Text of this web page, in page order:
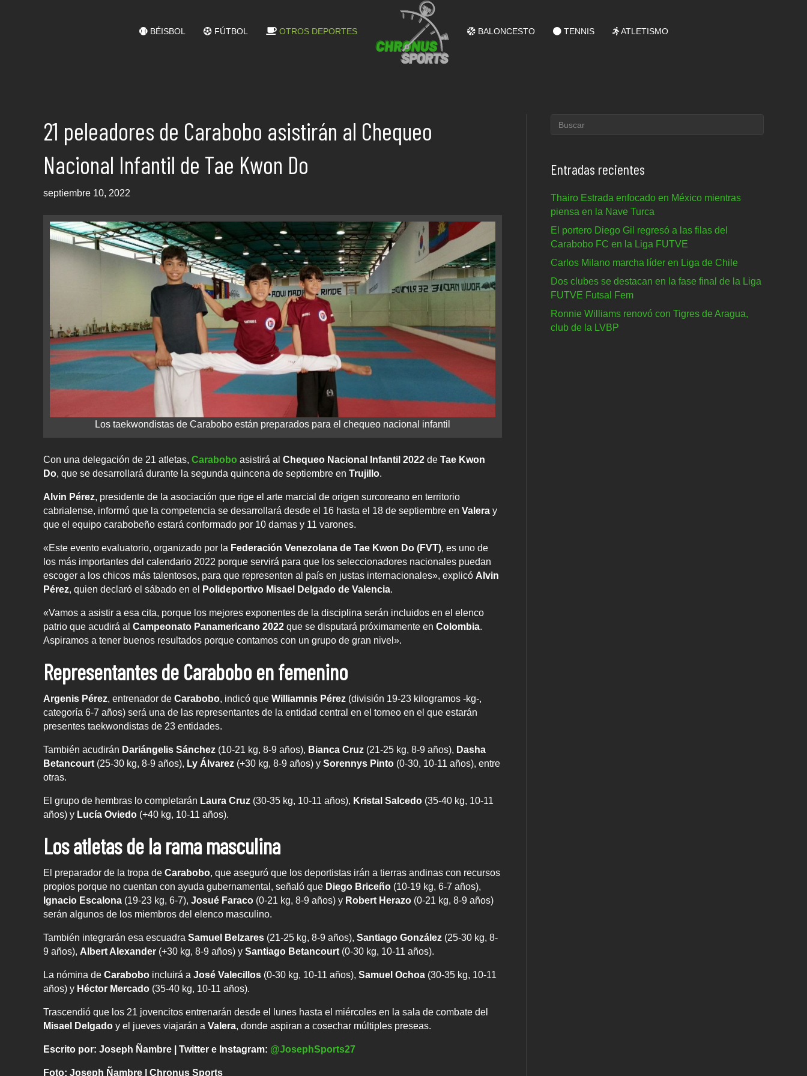
BÉISBOL FÚTBOL OTROS DEPORTES BALONCESTO TENNIS ATLETISMO
21 peleadores de Carabobo asistirán al Chequeo
Nacional Infantil de Tae Kwon Do
septiembre 10, 2022
Los taekwondistas de Carabobo están preparados para el chequeo nacional infantil
Con una delegación de 21 atletas, Carabobo asistirá al Chequeo Nacional Infantil 2022 de Tae Kwon
Do, que se desarrollará durante la segunda quincena de septiembre en Trujillo.
Alvin Pérez, presidente de la asociación que rige el arte marcial de origen surcoreano en territorio
cabrialense, informó que la competencia se desarrollará desde el 16 hasta el 18 de septiembre en Valera y
que el equipo carabobeño estará conformado por 10 damas y 11 varones.
«Este evento evaluatorio, organizado por la Federación Venezolana de Tae Kwon Do (FVT), es uno de
los más importantes del calendario 2022 porque servirá para que los seleccionadores nacionales puedan
escoger a los chicos más talentosos, para que representen al país en justas internacionales», explicó Alvin
Pérez, quien declaró el sábado en el Polideportivo Misael Delgado de Valencia.
«Vamos a asistir a esa cita, porque los mejores exponentes de la disciplina serán incluidos en el elenco
patrio que acudirá al Campeonato Panamericano 2022 que se disputará próximamente en Colombia.
Aspiramos a tener buenos resultados porque contamos con un grupo de gran nivel».
Representantes de Carabobo en femenino
Argenis Pérez, entrenador de Carabobo, indicó que Williamnis Pérez (división 19-23 kilogramos -kg-,
categoría 6-7 años) será una de las representantes de la entidad central en el torneo en el que estarán
presentes taekwondistas de 23 entidades.
También acudirán Dariángelis Sánchez (10-21 kg, 8-9 años), Bianca Cruz (21-25 kg, 8-9 años), Dasha
Betancourt (25-30 kg, 8-9 años), Ly Álvarez (+30 kg, 8-9 años) y Sorennys Pinto (0-30, 10-11 años), entre
otras.
El grupo de hembras lo completarán Laura Cruz (30-35 kg, 10-11 años), Kristal Salcedo (35-40 kg, 10-11
años) y Lucía Oviedo (+40 kg, 10-11 años).
Los atletas de la rama masculina
El preparador de la tropa de Carabobo, que aseguró que los deportistas irán a tierras andinas con recursos
propios porque no cuentan con ayuda gubernamental, señaló que Diego Briceño (10-19 kg, 6-7 años),
Ignacio Escalona (19-23 kg, 6-7), Josué Faraco (0-21 kg, 8-9 años) y Robert Herazo (0-21 kg, 8-9 años)
serán algunos de los miembros del elenco masculino.
También integrarán esa escuadra Samuel Belzares (21-25 kg, 8-9 años), Santiago González (25-30 kg, 8-
9 años), Albert Alexander (+30 kg, 8-9 años) y Santiago Betancourt (0-30 kg, 10-11 años).
La nómina de Carabobo incluirá a José Valecillos (0-30 kg, 10-11 años), Samuel Ochoa (30-35 kg, 10-11
años) y Héctor Mercado (35-40 kg, 10-11 años).
Trascendió que los 21 jovencitos entrenarán desde el lunes hasta el miércoles en la sala de combate del
Misael Delgado y el jueves viajarán a Valera, donde aspiran a cosechar múltiples preseas.
Escrito por: Joseph Ñambre | Twitter e Instagram: @JosephSports27
Foto: Joseph Ñambre | Chronus Sports
Entradas recientes
Thairo Estrada enfocado en México mientras
piensa en la Nave Turca
El portero Diego Gil regresó a las filas del
Carabobo FC en la Liga FUTVE
Carlos Milano marcha líder en Liga de Chile
Dos clubes se destacan en la fase final de la Liga
FUTVE Futsal Fem
Ronnie Williams renovó con Tigres de Aragua,
club de la LVBP